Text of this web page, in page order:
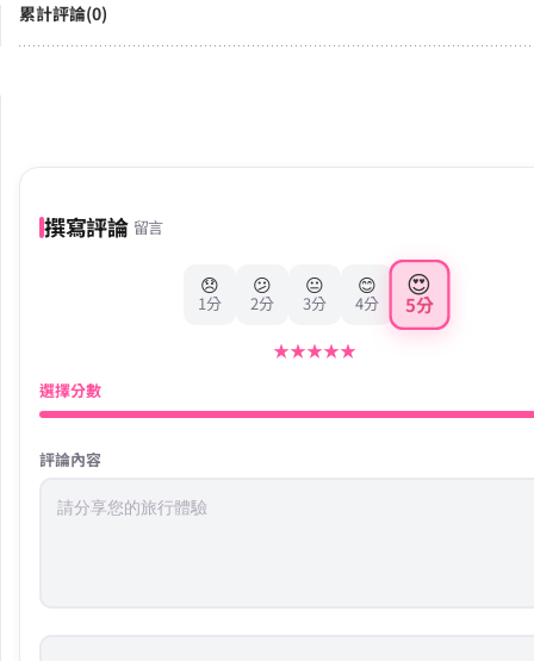
累計評論(0)
撰寫評論 留言
😞
1分
😕
2分
😐
3分
😊
4分
😍
5分
★★★★★
選擇分數
評論內容